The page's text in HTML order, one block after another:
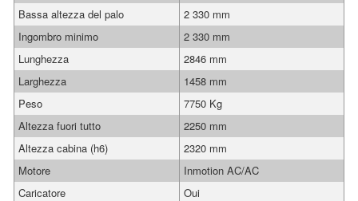
Bassa altezza del palo
2 330 mm
Ingombro minimo
2 330 mm
Lunghezza
2846 mm
Larghezza
1458 mm
Peso
7750 Kg
Altezza fuori tutto
2250 mm
Altezza cabina (h6)
2320 mm
Motore
Inmotion AC/AC
Caricatore
Oui